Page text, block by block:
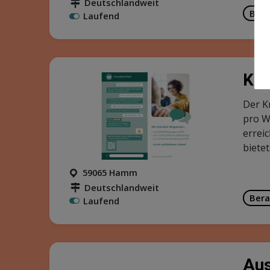
Deutschlandweit
Laufend
59065 Hamm
Deutschlandweit
Laufend
Der
pro